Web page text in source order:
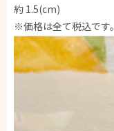
約 1.5(cm)
※価格は全て税込です。